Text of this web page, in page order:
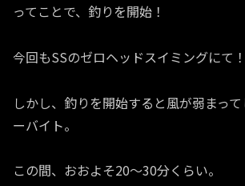
ってことで、釣りを開始！
今回もSSのゼロヘッドスイミングにて！
しかし、釣りを開始すると風が弱まっ
ーバイト。
この間、おおよそ20〜30分くらい。